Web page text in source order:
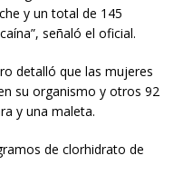
y un total de 145
señaló el oficial.
detalló que las mujeres
su organismo y otros 92
y una maleta.
de clorhidrato de